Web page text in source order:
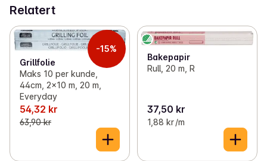
Relatert
-15%
Grillfolie
Maks 10 per kunde,
44cm, 2x10 m, 20 m,
Everyday
54,32 kr
63,90 kr
Bakepapir
Rull, 20 m, R
37,50 kr
1,88 kr /m